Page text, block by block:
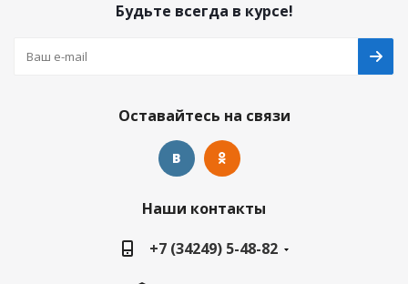
Будьте всегда в курсе!
Оставайтесь на связи
Наши контакты
+7 (34249) 5-48-82